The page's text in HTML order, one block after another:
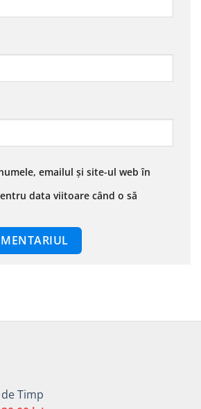
emailul și site-ul web în
data viitoare când o să
Timp